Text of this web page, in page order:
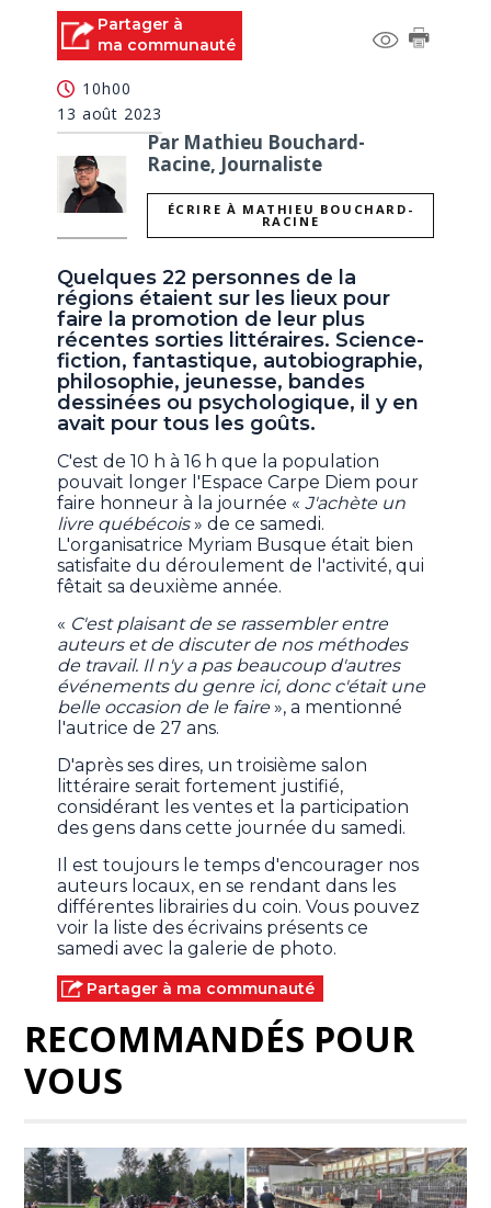
Partager à
ma communauté
10h00
13 août 2023
Par Mathieu Bouchard-
Racine, Journaliste
ÉCRIRE À MATHIEU BOUCHARD-
RACINE
Quelques 22 personnes de la
régions étaient sur les lieux pour
faire la promotion de leur plus
récentes sorties littéraires. Science-
fiction, fantastique, autobiographie,
philosophie, jeunesse, bandes
dessinées ou psychologique, il y en
avait pour tous les goûts.
C'est de 10 h à 16 h que la population
pouvait longer l'Espace Carpe Diem pour
faire honneur à la journée «J'achète un
livre québécois» de ce samedi.
L'organisatrice Myriam Busque était bien
satisfaite du déroulement de l'activité, qui
fêtait sa deuxième année.
« C'est plaisant de se rassembler entre
auteurs et de discuter de nos méthodes
de travail. Il n'y a pas beaucoup d'autres
événements du genre ici, donc c'était une
belle occasion de le faire», a mentionné
l'autrice de 27 ans.
D'après ses dires, un troisième salon
littéraire serait fortement justifié,
considérant les ventes et la participation
des gens dans cette journée du samedi.
Il est toujours le temps d'encourager nos
auteurs locaux, en se rendant dans les
différentes librairies du coin. Vous pouvez
voir la liste des écrivains présents ce
samedi avec la galerie de photo.
Partager à ma communauté
RECOMMANDÉS POUR
VOUS